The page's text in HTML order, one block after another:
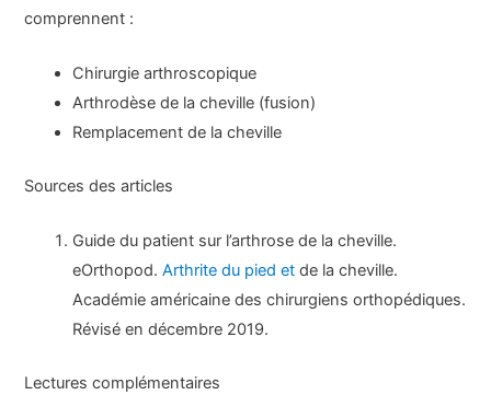
comprennent :
Chirurgie arthroscopique
Arthrodèse de la cheville (fusion)
Remplacement de la cheville
Sources des articles
Guide du patient sur l’arthrose de la cheville.
eOrthopod.Arthrite du pied et de la cheville.
Académie américaine des chirurgiens orthopédiques.
Révisé en décembre 2019.
Lectures complémentaires